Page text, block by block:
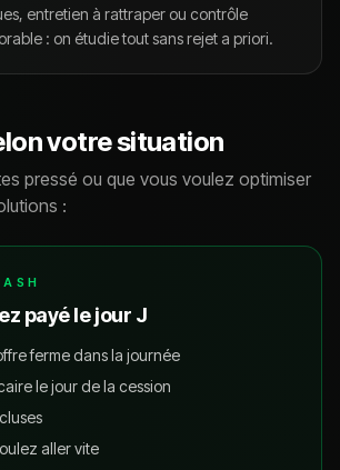
entretien à rattraper ou contrôle
: on étudie tout sans rejet a priori.
votre situation
pressé ou que vous voulez optimiser
:
payé le jour J
ferme dans la journée
le jour de la cession
aller vite